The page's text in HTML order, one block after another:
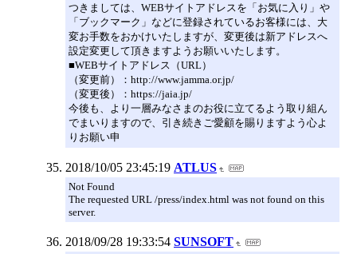
つきましては、WEBサイトアドレスを「お気に入り」や
「ブックマーク」などに登録されているお客様には、大
変お手数をおかけいたしますが、変更後は新アドレスへ
設定変更して頂きますようお願いいたします。
■WEBサイトアドレス（URL）
（変更前）：http://www.jamma.or.jp/
（変更後）：https://jaia.jp/
今後も、より一層みなさまのお役に立てるよう取り組ん
でまいりますので、引き続きご愛顧を賜りますよう心よ
りお願い申
2018/10/05 23:45:19 ATLUS
Not Found
The requested URL /press/index.html was not found on this
server.
2018/09/28 19:33:54 SUNSOFT